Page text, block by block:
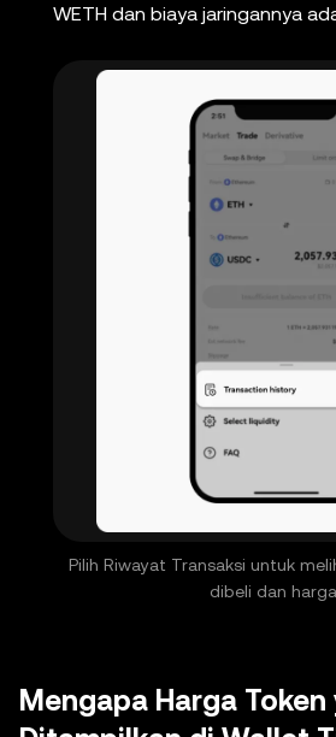
WETH dan biaya jaringannya
Pilih Riwayat Transaksi untuk
dibeli dan
Mengapa Harga Token